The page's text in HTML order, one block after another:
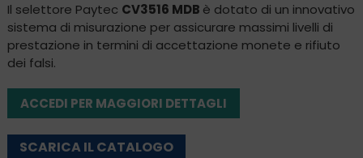
Il selettore Paytec CV3516 MDB è dotato di un innovativo
sistema di misurazione per assicurare massimi livelli di
prestazione in termini di accettazione monete e rifiuto
dei falsi.
ACCEDI PER MAGGIORI DETTAGLI
SCARICA IL CATALOGO